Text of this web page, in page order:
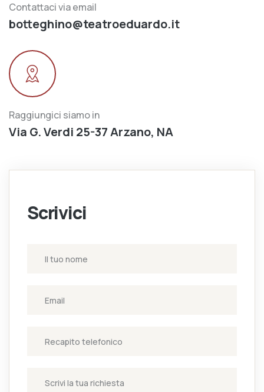
Contattaci via email
botteghino@teatroeduardo.it
Raggiungici siamo in
Via G. Verdi 25-37 Arzano, NA
Scrivici